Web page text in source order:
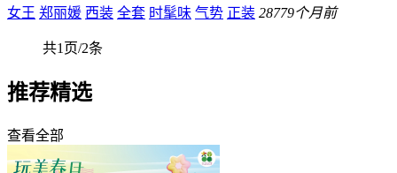
女王 郑丽媛 西装 全套 时髦味 气势 正装 28779个月前
共1页/2条
推荐精选
查看全部